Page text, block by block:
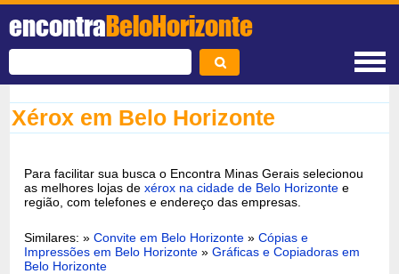
encontraBeloHorizonte
Xérox em Belo Horizonte
Para facilitar sua busca o Encontra Minas Gerais selecionou
as melhores lojas dexérox na cidade de Belo Horizonte e
região, com telefones e endereço das empresas.
Similares: »Convite em Belo Horizonte »Cópias e
Impressões em Belo Horizonte »Gráficas e Copiadoras em
Belo Horizonte